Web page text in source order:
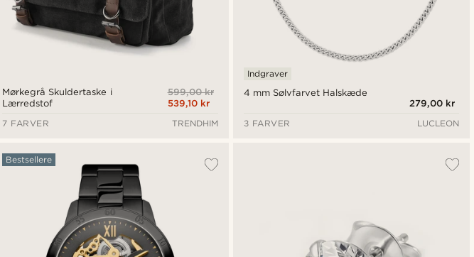
Mørkegrå Skuldertaske i
Lærredstof
599,00 kr
539,10 kr
7 FARVER
TRENDHIM
4 mm Sølvfarvet Halskæde
Indgraver
279,00 kr
3 FARVER
LUCLEON
Bestsellere